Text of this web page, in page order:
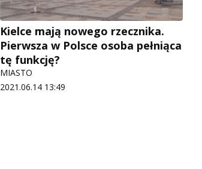
Kielce mają nowego rzecznika.
Pierwsza w Polsce osoba pełniąca
tę funkcję?
MIASTO
2021.06.14 13:49